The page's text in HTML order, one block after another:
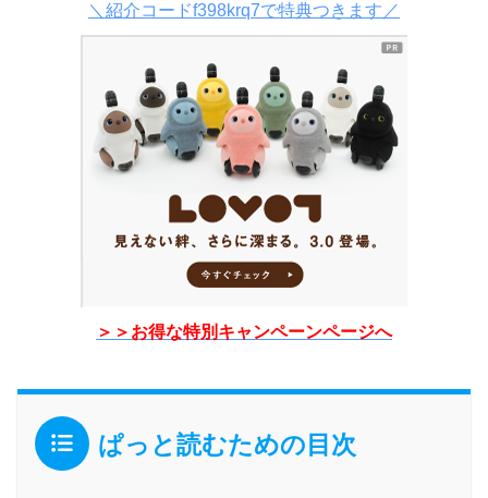
＼紹介コードf398krq7で特典つきます／
＞＞お得な特別キャンペーンページへ
ぱっと読むための目次